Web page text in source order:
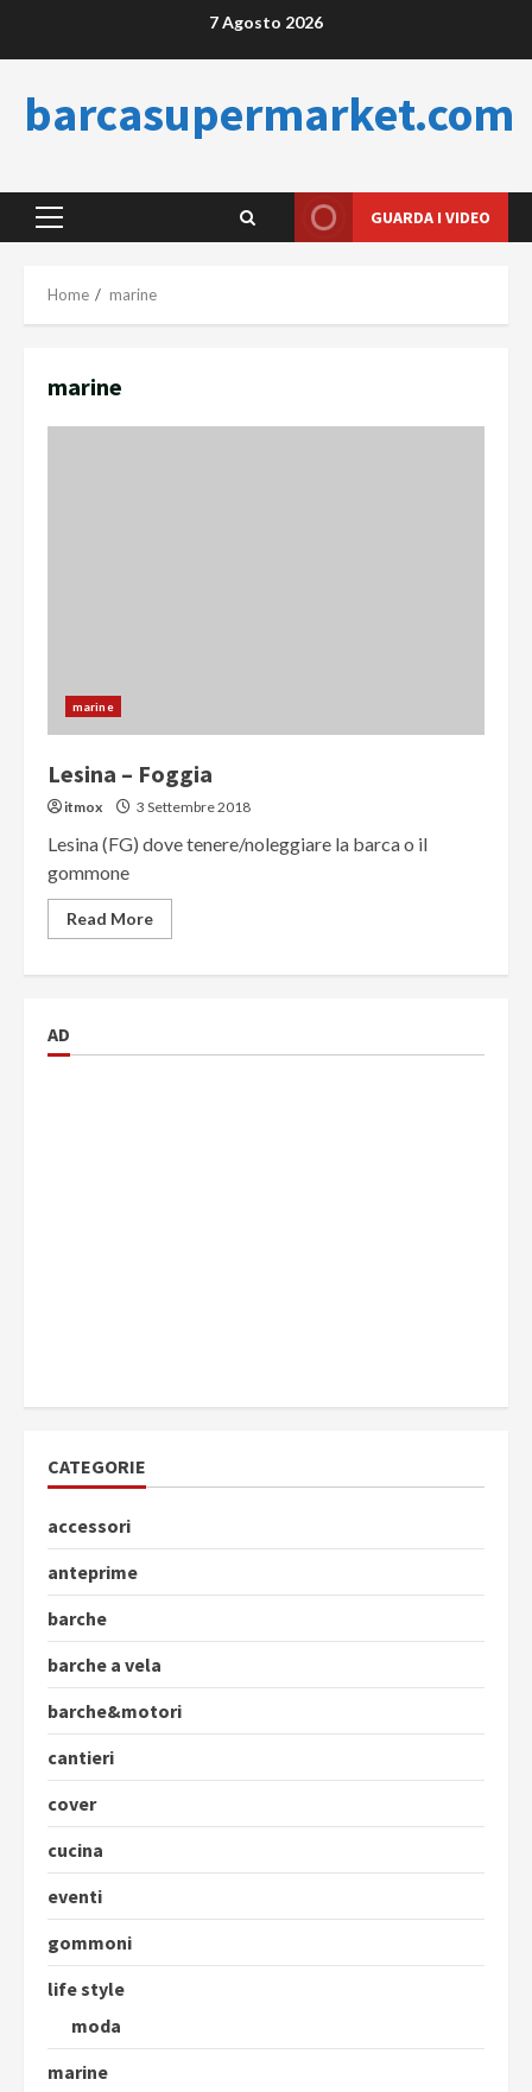
7 Agosto 2026
barcasupermarket.com
Primary
GUARDA I VIDEO
Home marine
marine
marine
Lesina – Foggia
itmox 3 Settembre 2018
Lesina (FG) dove tenere/noleggiare la barca o il
gommone
Read More
AD
CATEGORIE
accessori
anteprime
barche
barche a vela
barche&motori
cantieri
cover
cucina
eventi
gommoni
life style
moda
marine